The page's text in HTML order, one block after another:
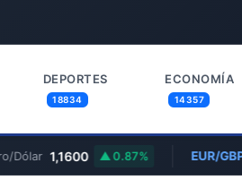
DEPORTES
18834
ECONOMÍA
14357
Dólar 1,1600 0.87% EUR/GBP